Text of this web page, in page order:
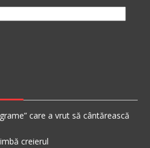
care a vrut să cântărească
creierul